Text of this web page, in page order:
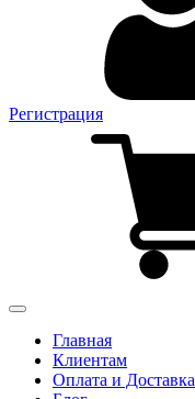
Регистрация
Главная
Клиентам
Оплата и Доставка